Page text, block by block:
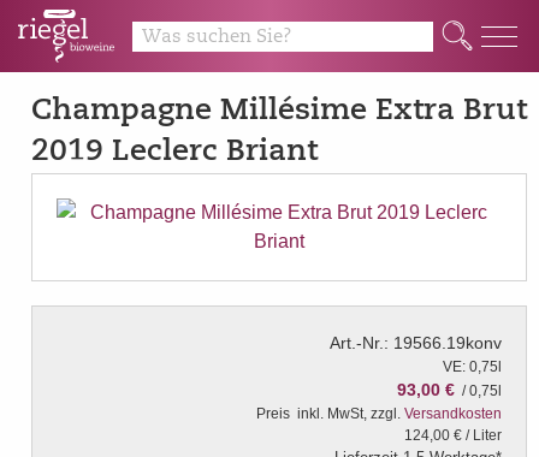
Q
Champagne Millésime Extra Brut
2019 Leclerc Briant
Art.-Nr.: 19566.19konv
VE: 0,75l
93,00 € / 0,75l
Preis inkl. MwSt, zzgl. Versandkosten
124,00 € / Liter